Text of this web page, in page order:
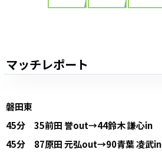
マッチレポート
磐田東
45分 35前田 誉out→44鈴木 謙心in
45分 87原田 元弘out→90青葉 凌武in